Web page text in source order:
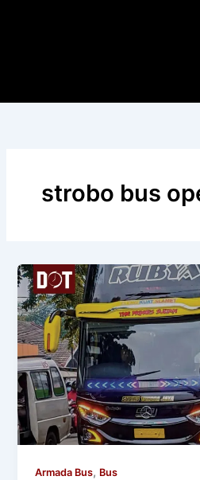
strobo bus
Armada Bus, Bus